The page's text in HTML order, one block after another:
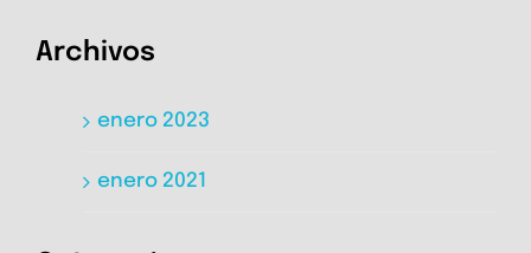
Archivos
enero 2023
enero 2021